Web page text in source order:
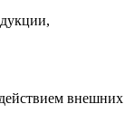
внешних